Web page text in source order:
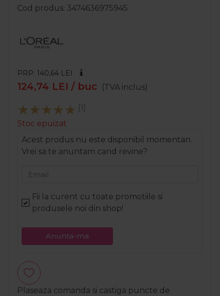
Cod produs 3474636975945
PRP: 140,64 LEI
124,74 LEI / buc (TVA inclus)
[1]
Stoc epuizat
Acest produs nu este disponibil momentan.
Vrei sa te anuntam cand revine?
Email
Fii la curent cu toate promotiile si
produsele noi din shop!
Anunta-ma
Plaseaza comanda si castiga puncte de